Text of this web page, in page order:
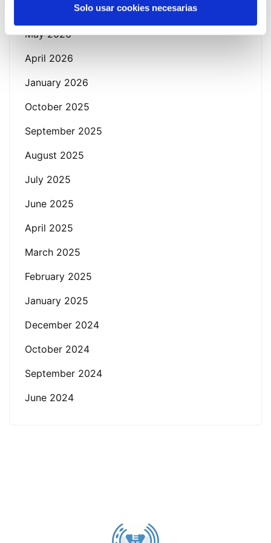
Solo usar cookies necesarias
May 2026
April 2026
January 2026
October 2025
September 2025
August 2025
July 2025
June 2025
April 2025
March 2025
February 2025
January 2025
December 2024
October 2024
September 2024
June 2024